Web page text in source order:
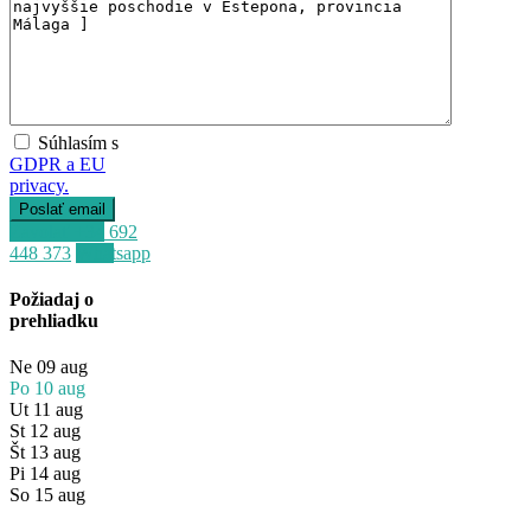
Súhlasím s
GDPR a EU
privacy.
+34 692
448 373
Whatsapp
Požiadaj o
prehliadku
Ne 09 aug
Po 10 aug
Ut 11 aug
St 12 aug
Št 13 aug
Pi 14 aug
So 15 aug